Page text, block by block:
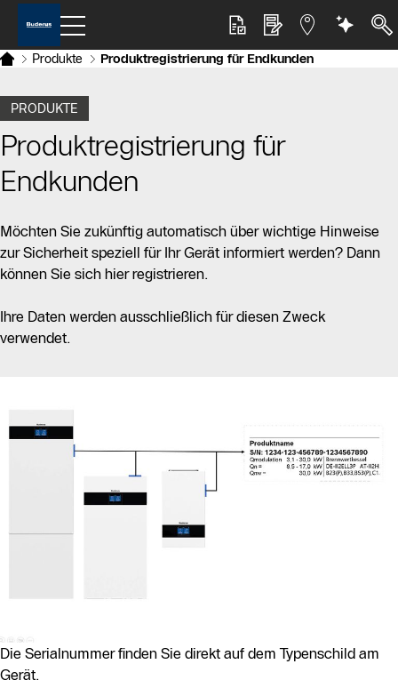
Produkte Produktregistrierung für Endkunden
PRODUKTE
Produktregistrierung für
Endkunden
Möchten Sie zukünftig automatisch über wichtige Hinweise
zur Sicherheit speziell für Ihr Gerät informiert werden? Dann
können Sie sich hier registrieren.
Ihre Daten werden ausschließlich für diesen Zweck
verwendet.
Die Serialnummer finden Sie direkt auf dem Typenschild am
Gerät.